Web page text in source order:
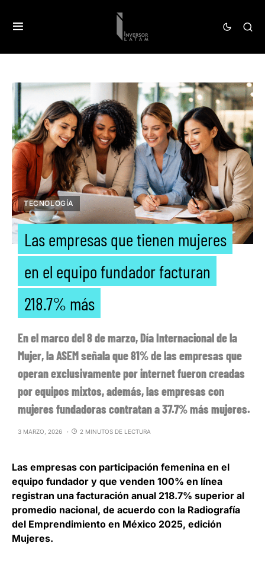
TECNOLOGÍA
Las empresas que tienen mujeres
en el equipo fundador facturan
218.7% más
En el marco del 8 de marzo, Día Internacional de la
Mujer, la ASEM señala que 81% de las empresas que
operan exclusivamente por internet fueron creadas
por equipos mixtos, además, las empresas con
mujeres fundadoras contratan a 37.7% más mujeres.
3 MARZO, 2026 2 MINUTOS DE LECTURA
Las empresas con participación femenina en el
equipo fundador y que venden 100% en línea
registran una facturación anual 218.7% superior al
promedio nacional, de acuerdo con la Radiografía
del Emprendimiento en México 2025, edición
Mujeres.